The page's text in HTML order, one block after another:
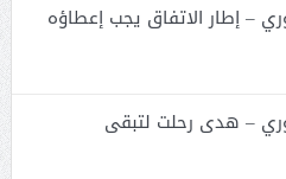
– إطار الاتفاق يجب إعطاؤه
– هدى رحلت لتبقى